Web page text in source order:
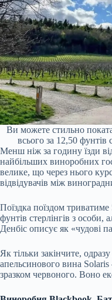
Ви можете стильно
всього за 12,50 фунтів
Менш ніж за годину їзди
найбільших виноробних
велике, що через нього
відвідувачів між
Поїздка поїздом
фунтів стерлінгів з особи,
Денбіс описує як «чудові
Як тільки закінчите,
апельсинового вина Solaris
зразком червоного. Воно